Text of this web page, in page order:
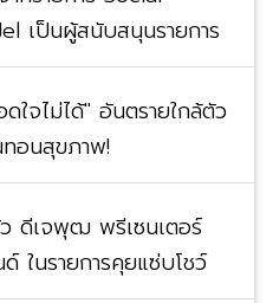
เป็นผู้สนับสนุนรายการ
ใจไม่ได้" อันตรายใกล้ตัว
อนสุขภาพ!
ดีเจพุฒ พรีเซนเตอร์
ในรายการคุยแซ่บโชว์